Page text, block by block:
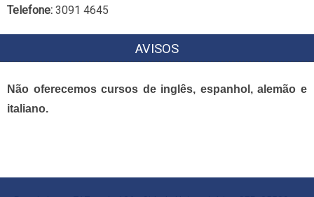
Telefone: 3091 4645
AVISOS
Não oferecemos cursos de inglês, espanhol, alemão e
italiano.